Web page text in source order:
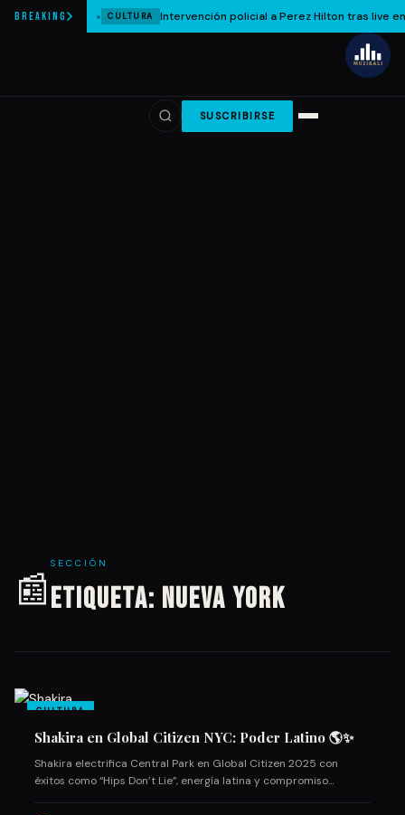
BREAKING CULTURA Intervención policial a Perez Hilton tras live en
SUSCRIBIRSE
📰
SECCIÓN
Etiqueta: nueva york
CULTURA
Shakira en Global Citizen NYC: Poder Latino 🌎✨
Shakira electrifica Central Park en Global Citizen 2025 con
éxitos como “Hips Don’t Lie”, energía latina y compromiso…